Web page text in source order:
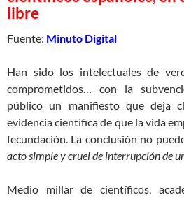
libre
Fuente: Minuto Digital
Han sido los intelectuales de
comprometidos… con la
público un manifiesto que deja
evidencia científica de que la vida
fecundación. La conclusión no
acto simple y cruel de interrupción de
Medio millar de científicos,